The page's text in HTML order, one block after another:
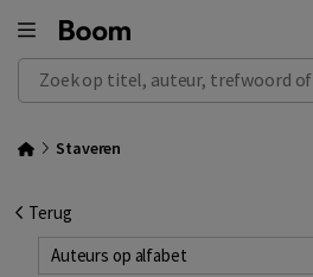
Zoek op titel, auteur, trefwoord of ISBN
Staveren
Terug
Auteurs op alfabet